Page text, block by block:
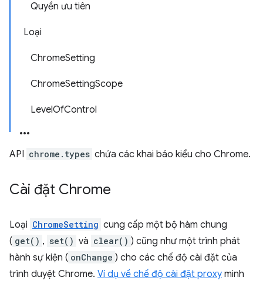
Quyền ưu tiên
Loại
ChromeSetting
ChromeSettingScope
LevelOfControl
API chrome.types chứa các khai báo kiểu cho Chrome.
Cài đặt Chrome
Loại ChromeSetting cung cấp một bộ hàm chung
( get() , set() và clear() ) cũng như một trình phát
hành sự kiện ( onChange ) cho các chế độ cài đặt của
trình duyệt Chrome. Ví dụ về chế độ cài đặt proxy minh